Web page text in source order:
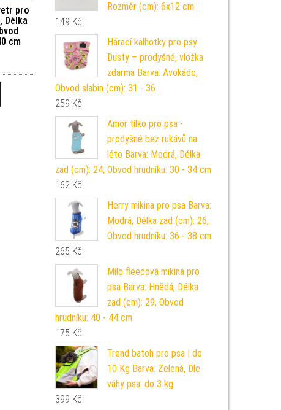
pro
Délka
cm
Rozměr (cm): 6x12 cm
149 Kč
Hárací kalhotky pro psy
Dusty – prodyšné, vložka
zdarma Barva: Avokádo,
Obvod slabin (cm): 31 - 36
259 Kč
Amor tílko pro psa -
prodyšné bez rukávů na
léto Barva: Modrá, Délka
zad (cm): 24, Obvod hrudníku: 30 - 34 cm
162 Kč
Herry mikina pro psa Barva:
Modrá, Délka zad (cm): 26,
Obvod hrudníku: 36 - 38 cm
265 Kč
Milo fleecová mikina pro
psa Barva: Hnědá, Délka
zad (cm): 29, Obvod
hrudníku: 40 - 44 cm
175 Kč
Trend batoh pro psa | do
10 Kg Barva: Zelená, Dle
váhy psa: do 3 kg
399 Kč